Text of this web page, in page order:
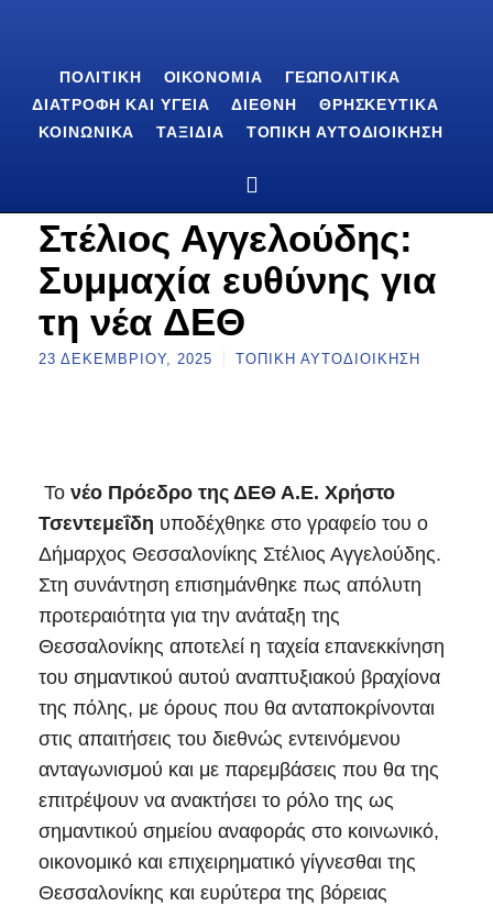
ΠΟΛΙΤΙΚΉ ΟΙΚΟΝΟΜΊΑ
ΓΕΩΠΟΛΙΤΙΚΆ
ΔΙΑΤΡΟΦΉ ΚΑΙ ΥΓΕΊΑ
ΔΙΕΘΝΉ
ΘΡΗΣΚΕΥΤΙΚΆ
ΚΟΙΝΩΝΙΚΆ
ΤΑΞΊΔΙΑ ΤΟΠΙΚΉ ΑΥΤΟΔΙΟΊΚΗΣΗ
Στέλιος Αγγελούδης:
Συμμαχία ευθύνης για
τη νέα ΔΕΘ
23 ΔΕΚΕΜΒΡΊΟΥ, 2025 ΤΟΠΙΚΉ ΑΥΤΟΔΙΟΊΚΗΣΗ
Το νέο Πρόεδρο της ΔΕΘ Α.Ε. Χρήστο
Τσεντεμεΐδη υποδέχθηκε στο γραφείο του ο
Δήμαρχος Θεσσαλονίκης Στέλιος Αγγελούδης.
Στη συνάντηση επισημάνθηκε πως απόλυτη
προτεραιότητα για την ανάταξη της
Θεσσαλονίκης αποτελεί η ταχεία επανεκκίνηση
του σημαντικού αυτού αναπτυξιακού βραχίονα
της πόλης, με όρους που θα ανταποκρίνονται
στις απαιτήσεις του διεθνώς εντεινόμενου
ανταγωνισμού και με παρεμβάσεις που θα της
επιτρέψουν να ανακτήσει το ρόλο της ως
σημαντικού σημείου αναφοράς στο κοινωνικό,
οικονομικό και επιχειρηματικό γίγνεσθαι της
Θεσσαλονίκης και ευρύτερα της βόρειας